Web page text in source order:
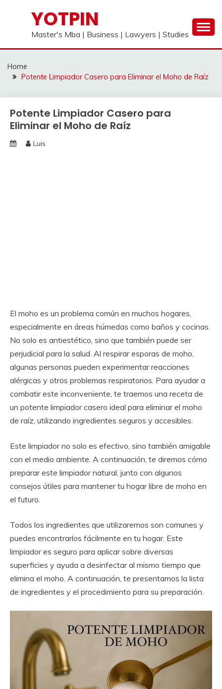
YOTPIN
Master's Mba | Business | Lawyers | Studies
Home
Potente Limpiador Casero para Eliminar el Moho de Raíz
Potente Limpiador Casero para
Eliminar el Moho de Raíz
Luis
El moho es un problema común en muchos hogares,
especialmente en áreas húmedas como baños y cocinas.
No solo es antiestético, sino que también puede ser
perjudicial para la salud. Al respirar esporas de moho,
algunas personas pueden experimentar reacciones
alérgicas y otros problemas respiratorios. Para ayudar a
combatir este inconveniente, te traemos una receta de
un potente limpiador casero ideal para eliminar el moho
de raíz, utilizando ingredientes seguros y accesibles.
Este limpiador no solo es efectivo, sino también amigable
con el medio ambiente. A continuación, te diremos cómo
preparar este limpiador natural, junto con algunos
consejos útiles para mantener tu hogar libre de moho en
el futuro.
Todos los ingredientes que utilizaremos son comunes y
puedes encontrarlos fácilmente en tu hogar. Este
limpiador es seguro para aplicar sobre diversas
superficies y ayuda a desinfectar al mismo tiempo que
elimina el moho. A continuación, te presentamos la lista
de ingredientes y el procedimiento para su preparación.